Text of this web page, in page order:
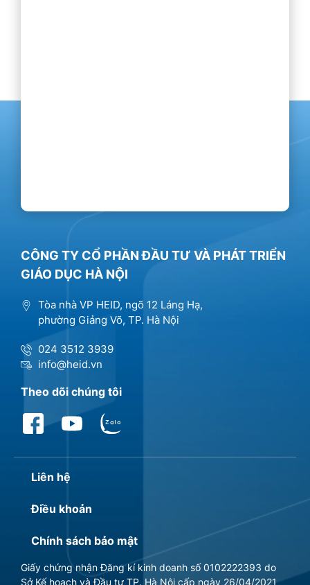
CÔNG TY CỔ PHẦN ĐẦU TƯ VÀ PHÁT TRIỂN
GIÁO DỤC HÀ NỘI
Tòa nhà VP HEID, ngõ 12 Láng Hạ,
phường Giảng Võ, TP. Hà Nội
024 3512 3939
info@heid.vn
Theo dõi chúng tôi
Liên hệ
Điều khoản
Chính sách bảo mật
Giấy chứng nhận Đăng kí kinh doanh số 0102222393 do
Sở Kế hoạch và Đầu tư TP. Hà Nội cấp ngày 26/04/2021